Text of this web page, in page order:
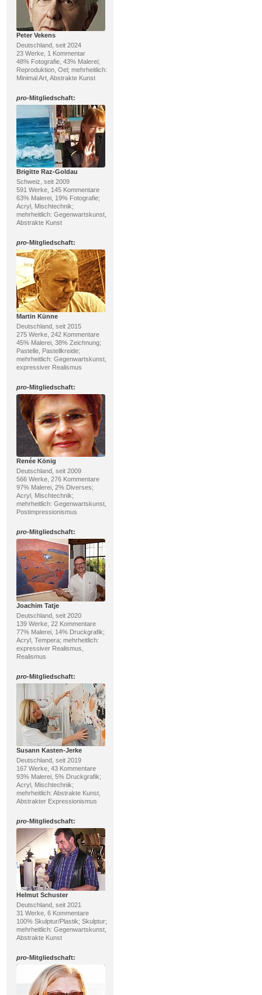
Peter Vekens
Deutschland, seit 2024
23 Werke, 1 Kommentar
48% Fotografie, 43% Malerei;
Reproduktion, Oel; mehrheitlich:
Minimal Art, Abstrakte Kunst
pro-Mitgliedschaft:
Brigitte Raz-Goldau
Schweiz, seit 2009
591 Werke, 145 Kommentare
63% Malerei, 19% Fotografie;
Acryl, Mischtechnik;
mehrheitlich: Gegenwartskunst,
Abstrakte Kunst
pro-Mitgliedschaft:
Martin Künne
Deutschland, seit 2015
275 Werke, 242 Kommentare
45% Malerei, 38% Zeichnung;
Pastelle, Pastellkreide;
mehrheitlich: Gegenwartskunst,
expressiver Realismus
pro-Mitgliedschaft:
Renée König
Deutschland, seit 2009
566 Werke, 276 Kommentare
97% Malerei, 2% Diverses;
Acryl, Mischtechnik;
mehrheitlich: Gegenwartskunst,
Postimpressionismus
pro-Mitgliedschaft:
Joachim Tatje
Deutschland, seit 2020
139 Werke, 22 Kommentare
77% Malerei, 14% Druckgrafik;
Acryl, Tempera; mehrheitlich:
expressiver Realismus,
Realismus
pro-Mitgliedschaft:
Susann Kasten-Jerke
Deutschland, seit 2019
167 Werke, 43 Kommentare
93% Malerei, 5% Druckgrafik;
Acryl, Mischtechnik;
mehrheitlich: Abstrakte Kunst,
Abstrakter Expressionismus
pro-Mitgliedschaft:
Helmut Schuster
Deutschland, seit 2021
31 Werke, 6 Kommentare
100% Skulptur/Plastik; Skulptur;
mehrheitlich: Gegenwartskunst,
Abstrakte Kunst
pro-Mitgliedschaft: